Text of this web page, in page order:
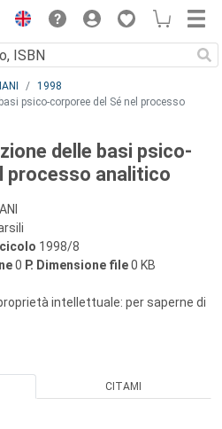
1998
psico-corporee del Sé nel processo
delle basi psico-
processo analitico
1998/8
0 P. Dimensione file0 KB
proprietà intellettuale: per saperne di
CITAMI